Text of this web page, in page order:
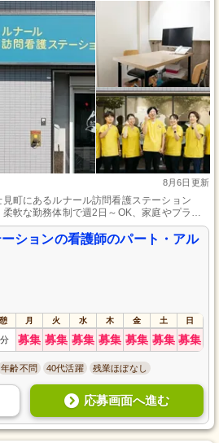
8月6日更新
町にあるルナール訪問看護ステーション
軟な勤務体制で週2日～OK、家庭やプライ
域の健康をサポートするやりがいがありま
した研修制度もあり、ブランクがある方でも
の専門知識を身につけながら成長し、地域
躍しましょう。
ションの看護師のパート・アル
月 火 水 木 金 土 日
募集 募集 募集 募集 募集 募集 募集
年齢不問 40代活躍 残業ほぼなし
応募画面へ進む